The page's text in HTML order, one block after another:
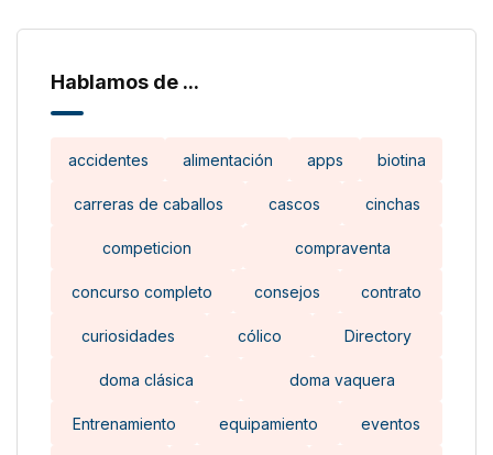
Hablamos de ...
accidentes alimentación apps biotina
carreras de caballos cascos cinchas
competicion compraventa
concurso completo consejos contrato
curiosidades cólico Directory
doma clásica doma vaquera
Entrenamiento equipamiento eventos